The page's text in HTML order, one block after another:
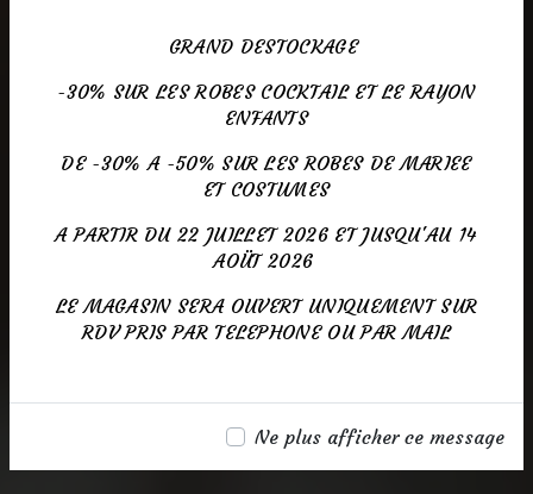
GRAND DESTOCKAGE
-30% SUR LES ROBES COCKTAIL ET LE RAYON
ENFANTS
DE -30% A -50% SUR LES ROBES DE MARIEE
ET COSTUMES
A PARTIR DU 22 JUILLET 2026 ET JUSQU'AU 14
AOÜT 2026
LE MAGASIN SERA OUVERT UNIQUEMENT SUR
RDV PRIS PAR TELEPHONE OU PAR MAIL
Ne plus afficher ce message